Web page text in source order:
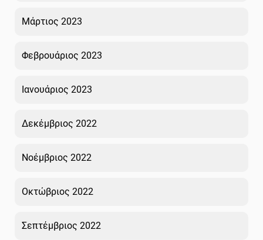
Μάρτιος 2023
Φεβρουάριος 2023
Ιανουάριος 2023
Δεκέμβριος 2022
Νοέμβριος 2022
Οκτώβριος 2022
Σεπτέμβριος 2022